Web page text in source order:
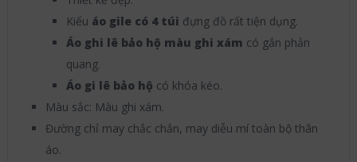
Kiểu áo gile có 4 túi đựng đồ rất tiện dụng.
Áo ghi lê bảo hộ màu ghi xám có gắn phản
quang.
Áo gi lê bảo hộ có khóa kéo.
Màu sắc: Màu ghi xám.
Đường chỉ may chắc chắn, may diễu mí toàn bộ thân
áo.